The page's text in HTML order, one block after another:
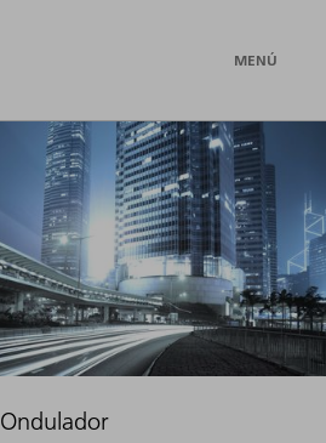
MENÚ
Ondulador